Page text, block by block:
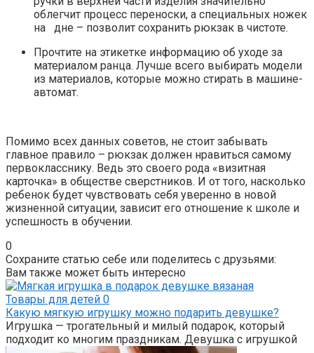
облегчит процесс переноски, а специальных ножек
на дне – позволит сохранить рюкзак в чистоте.
Прочтите на этикетке информацию об уходе за
материалом ранца. Лучше всего выбирать модели
из материалов, которые можно стирать в машине-
автомат.
Помимо всех данных советов, не стоит забывать
главное правило – рюкзак должен нравиться самому
первокласснику. Ведь это своего рода «визитная
карточка» в обществе сверстников. И от того, насколько
ребенок будет чувствовать себя уверенно в новой
жизненной ситуации, зависит его отношение к школе и
успешность в обучении.
0
Сохраните статью себе или поделитесь с друзьями:
Вам также может быть интересно
Товары для детей 0
Какую мягкую игрушку можно подарить девушке?
Игрушка — трогательный и милый подарок, который
подходит ко многим праздникам. Девушка с игрушкой